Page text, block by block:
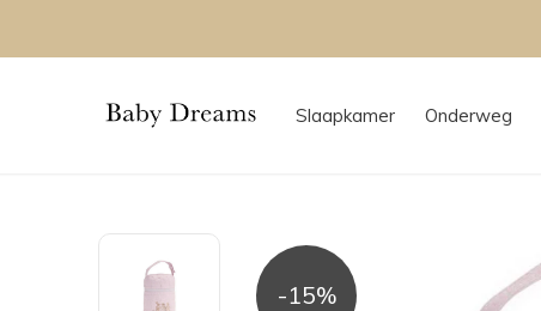
Slaapkamer Onderweg
-15%